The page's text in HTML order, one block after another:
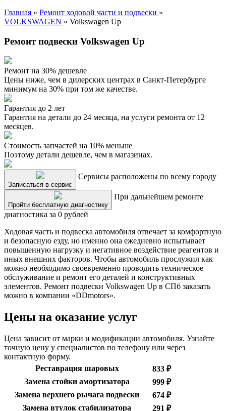
Главная » Ремонт ходовой части и подвески »
VOLKSWAGEN » Volkswagen Up
Ремонт подвески Volkswagen Up
Ремонт на 30% дешевле
Цены ниже, чем в дилерских центрах в Санкт-Петербурге
минимум на 30% при том же качестве.
Гарантия до 2 лет
Гарантия на детали до 24 месяца, на услуги ремонта от 12
месяцев.
Стоимость запчастей на 10% меньше
Поэтому детали дешевле, чем в магазинах.
Записаться в сервис
Сервисы расположены по всему городу
Пройти бесплатную диагностику
При дальнейшем ремонте
диагностика за 0 рублей
Ходовая часть и подвеска автомобиля отвечает за комфортную
и безопасную езду, но именно она ежедневно испытывает
повышенную нагрузку и негативное воздействие реагентов и
иных внешних факторов. Чтобы автомобиль прослужил как
можно необходимо своевременно проводить техническое
обслуживание и ремонт его деталей и конструктивных
элементов. Ремонт подвески Volkswagen Up в СПб заказать
можно в компании «DDmotors».
Цены на оказание услуг
Цена зависит от марки и модификации автомобиля. Узнайте
точную цену у специалистов по телефону или через
контактную форму.
Реставрация шаровых
833 ₽
Замена стойки амортизатора
999 ₽
Замена верхнего рычага подвески
674 ₽
Замена втулок стабилизатора
291 ₽